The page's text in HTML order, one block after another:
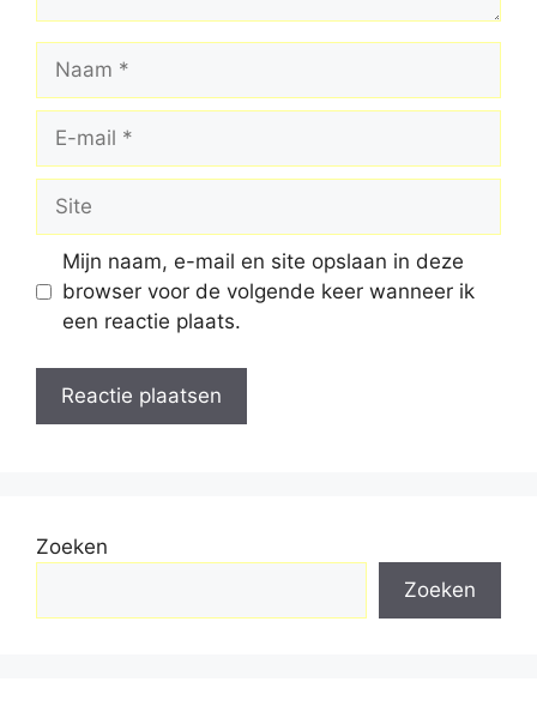
Naam
Site
Mijn naam, e-mail en site opslaan in deze
browser voor de volgende keer wanneer ik
een reactie plaats.
Zoeken
Zoeken